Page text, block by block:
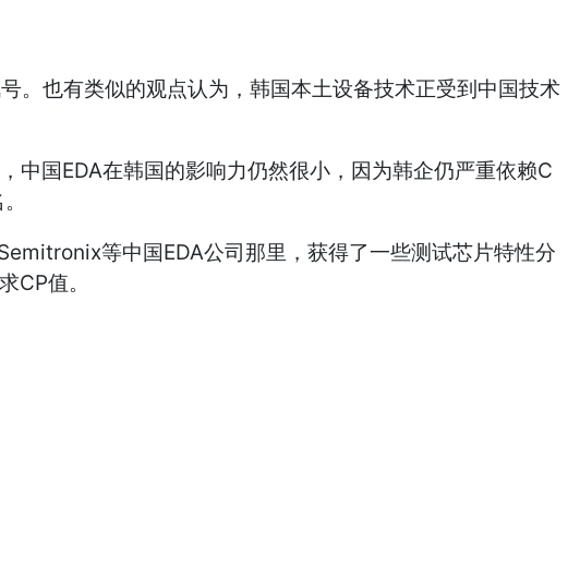
。也有类似的观点认为，韩国本土设备技术正受到中国技术
中国EDA在韩国的影响力仍然很小，因为韩企仍严重依赖C
等中国EDA公司那里，获得了一些测试芯片特性分
CP值。